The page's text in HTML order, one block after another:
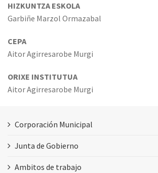
HIZKUNTZA ESKOLA
Garbiñe Marzol Ormazabal
CEPA
Aitor Agirresarobe Murgi
ORIXE INSTITUTUA
Aitor Agirresarobe Murgi
Corporación Municipal
Junta de Gobierno
Ambitos de trabajo